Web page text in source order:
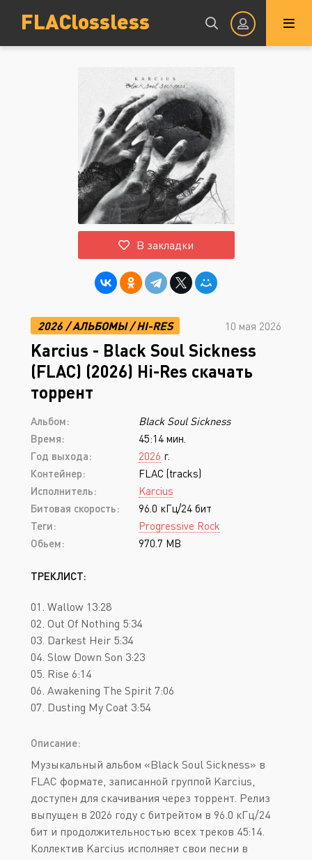
FLAClossless
Запомнить
ВОЙТИ НА САЙТ
Восстановить пароль
Или войти через
В закладки
2026 /АЛЬБОМЫ/HI-RES 10 мая 2026
Karcius - Black Soul Sickness
(FLAC) (2026) Hi-Res скачать
торрент
Альбом:
Black Soul Sickness
Время:
45:14 мин.
Год выхода:
2026 г.
Контейнер:
FLAC (tracks)
Исполнитель:
Karcius
Битовая скорость:
96.0 кГц/24 бит
Теги:
Progressive Rock
Обьем:
970.7 MB
ТРЕКЛИСТ:
01. Wallow 13:28
02. Out Of Nothing 5:34
03. Darkest Heir 5:34
04. Slow Down Son 3:23
05. Rise 6:14
06. Awakening The Spirit 7:06
07. Dusting My Coat 3:54
Описание:
Музыкальный альбом «Black Soul Sickness» в
FLAC формате, записанной группой Karcius,
доступен для скачивания через торрент. Релиз
выпущен в 2026 году с битрейтом в 96.0 кГц/24
бит и продолжительностью всех треков 45:14.
Коллектив Karcius исполняет свои песни в